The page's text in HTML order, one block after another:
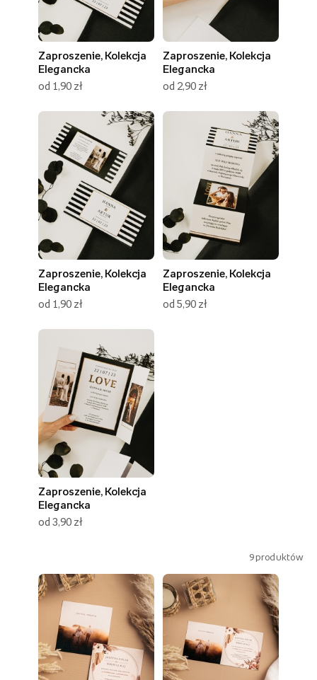
Zaproszenie, Kolekcja
Elegancka
od 1,90 zł
Zaproszenie, Kolekcja
Elegancka
od 2,90 zł
Zaproszenie, Kolekcja
Elegancka
od 1,90 zł
Zaproszenie, Kolekcja
Elegancka
od 5,90 zł
Zaproszenie, Kolekcja
Elegancka
od 3,90 zł
9produktów